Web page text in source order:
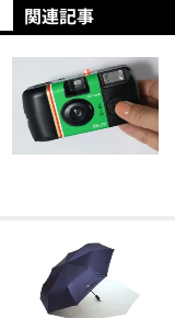
関連記事